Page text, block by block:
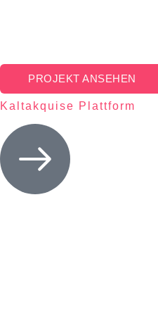
PROJEKT ANSEHEN
Kaltakquise Plattform